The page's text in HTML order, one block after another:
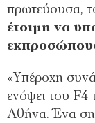
πρωτεύουσα,
έτοιμη να
«Υπέροχη
ενόψει του F4
Αθήνα. Ένα